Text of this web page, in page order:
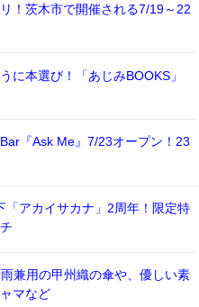
！茨木市で開催される7/19～22
に本選び！「あじみBOOKS」
『Ask Me』7/23オープン！23
「アカイサカナ」2周年！限定特
兼用の甲州織の傘や、優しい素
マなど